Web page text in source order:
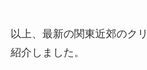
以上、最新の関東近郊のク
紹介しました。